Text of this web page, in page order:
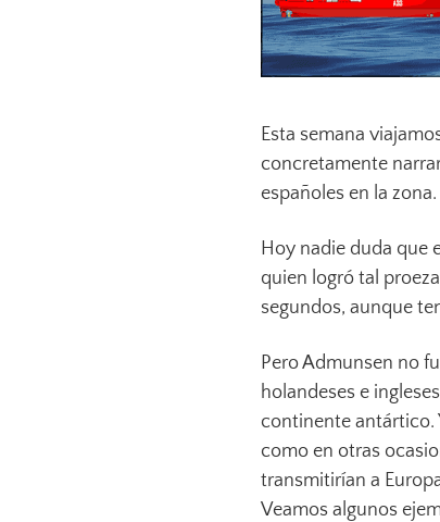
Esta semana
concretamente
españoles en la zona.
Hoy nadie duda que
quien logró tal
segundos, aunque
Pero Admunsen no
holandeses e
continente antártico.
como en otras
transmitirían a
Veamos algunos